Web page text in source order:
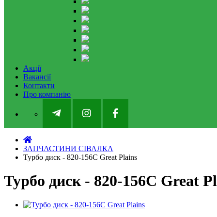
Акції
Вакансії
Контакти
Про компанію
ЗАПЧАСТИНИ СІВАЛКА
Турбо диск - 820-156С Great Plains
Турбо диск - 820-156С Great